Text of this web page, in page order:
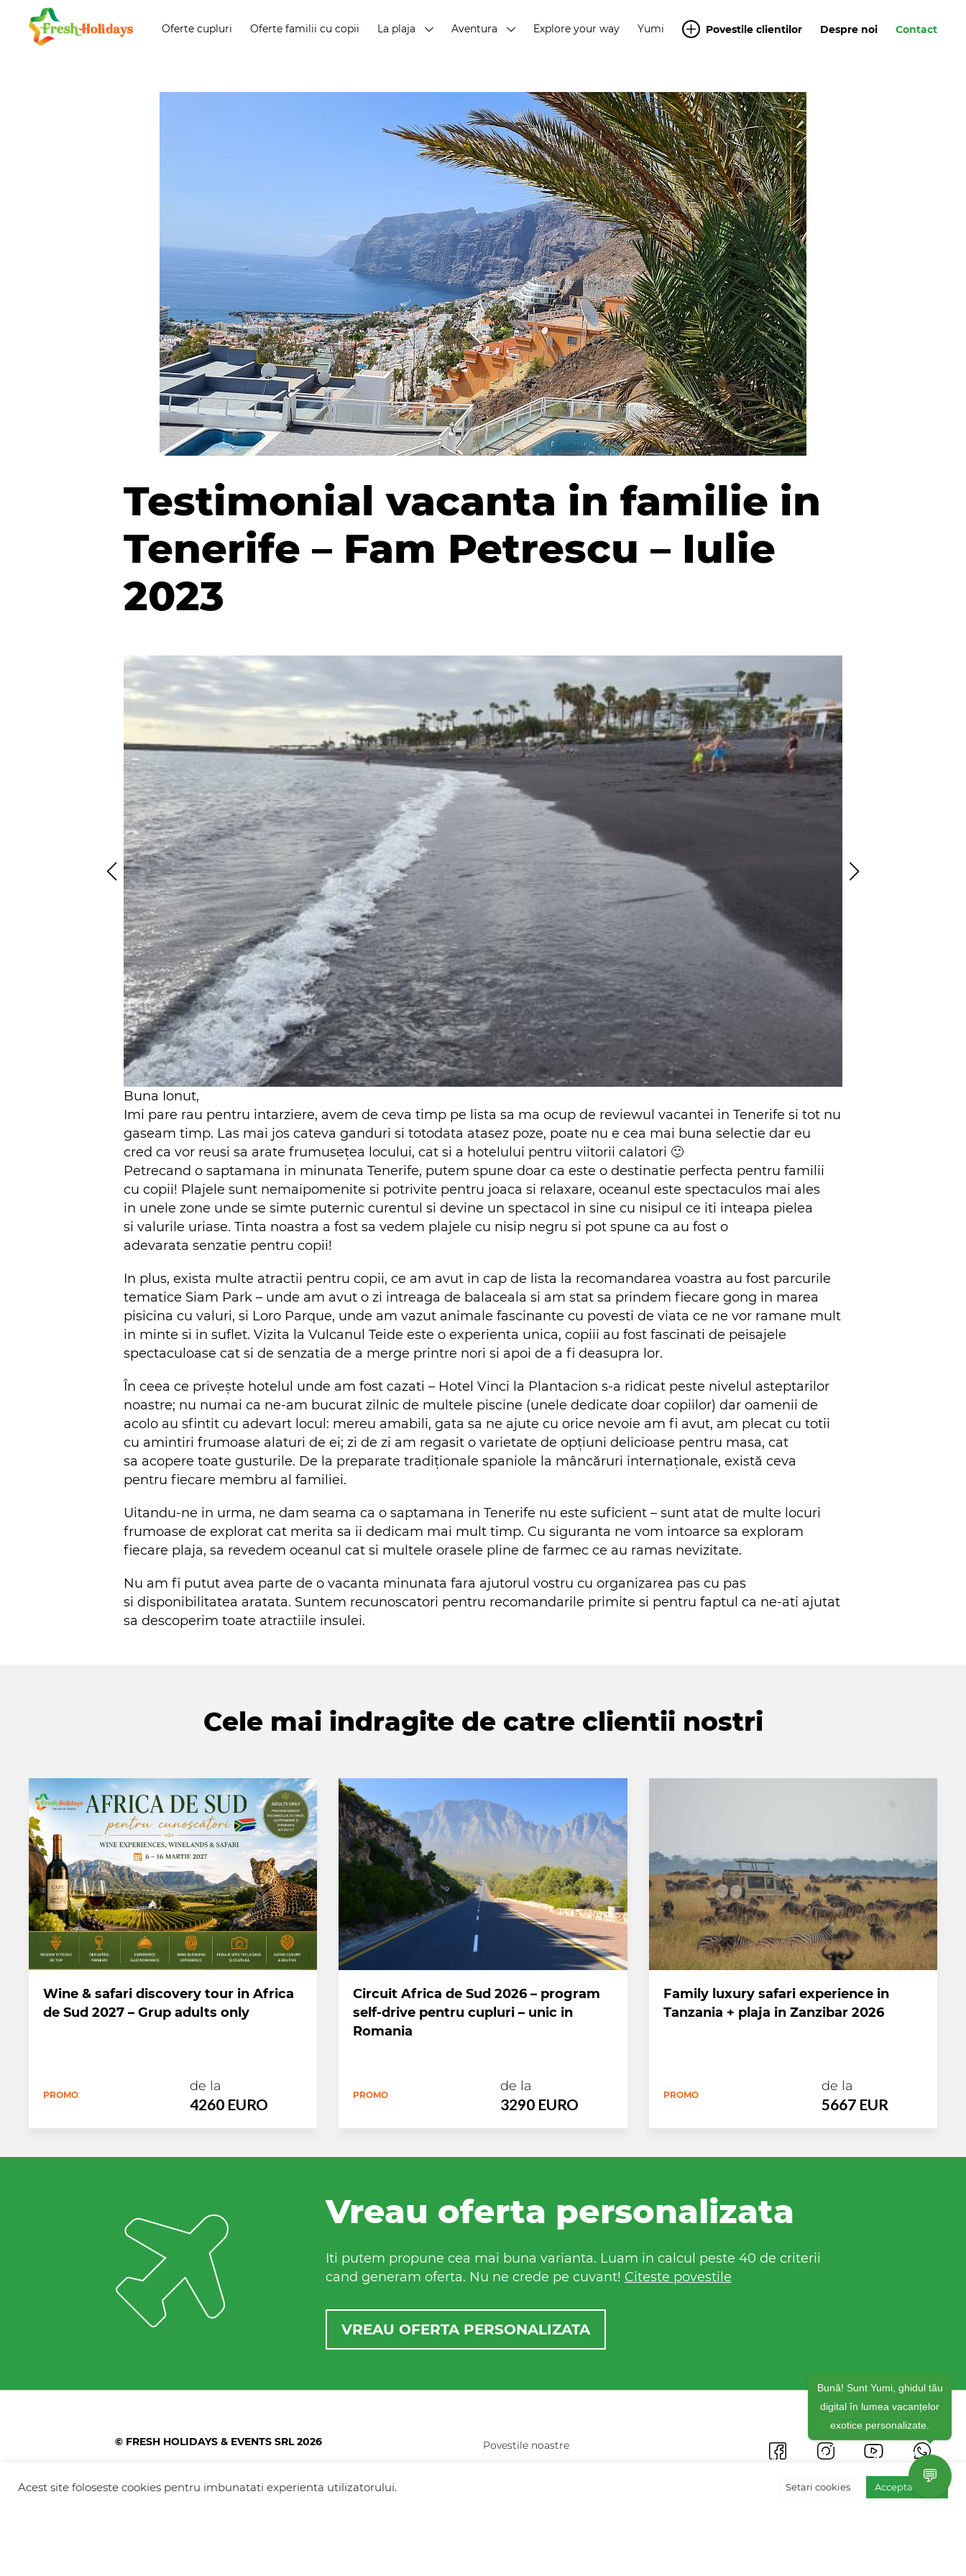
Oferte cupluri Oferte familii cu copii La plaja Aventura Explore your way Yumi Povestile clientilor Despre noi Contact
Testimonial vacanta in familie in
Tenerife – Fam Petrescu – Iulie
2023
Buna Ionut,
Imi pare rau pentru intarziere, avem de ceva timp pe lista sa ma ocup de reviewul vacantei in Tenerife si tot nu
gaseam timp. Las mai jos cateva ganduri si totodata atasez poze, poate nu e cea mai buna selectie dar eu
cred ca vor reusi sa arate frumusețea locului, cat si a hotelului pentru viitorii calatori 🙂
Petrecand o saptamana in minunata Tenerife, putem spune doar ca este o destinatie perfecta pentru familii
cu copii! Plajele sunt nemaipomenite si potrivite pentru joaca si relaxare, oceanul este spectaculos mai ales
in unele zone unde se simte puternic curentul si devine un spectacol in sine cu nisipul ce iti inteapa pielea
si valurile uriase. Tinta noastra a fost sa vedem plajele cu nisip negru si pot spune ca au fost o
adevarata senzatie pentru copii!
In plus, exista multe atractii pentru copii, ce am avut in cap de lista la recomandarea voastra au fost parcurile
tematice Siam Park – unde am avut o zi intreaga de balaceala si am stat sa prindem fiecare gong in marea
pisicina cu valuri, si Loro Parque, unde am vazut animale fascinante cu povesti de viata ce ne vor ramane mult
in minte si in suflet. Vizita la Vulcanul Teide este o experienta unica, copiii au fost fascinati de peisajele
spectaculoase cat si de senzatia de a merge printre nori si apoi de a fi deasupra lor.
În ceea ce privește hotelul unde am fost cazati – Hotel Vinci la Plantacion s-a ridicat peste nivelul asteptarilor
noastre; nu numai ca ne-am bucurat zilnic de multele piscine (unele dedicate doar copiilor) dar oamenii de
acolo au sfintit cu adevart locul: mereu amabili, gata sa ne ajute cu orice nevoie am fi avut, am plecat cu totii
cu amintiri frumoase alaturi de ei; zi de zi am regasit o varietate de opțiuni delicioase pentru masa, cat
sa acopere toate gusturile. De la preparate tradiționale spaniole la mâncăruri internaționale, există ceva
pentru fiecare membru al familiei.
Uitandu-ne in urma, ne dam seama ca o saptamana in Tenerife nu este suficient – sunt atat de multe locuri
frumoase de explorat cat merita sa ii dedicam mai mult timp. Cu siguranta ne vom intoarce sa exploram
fiecare plaja, sa revedem oceanul cat si multele orasele pline de farmec ce au ramas nevizitate.
Nu am fi putut avea parte de o vacanta minunata fara ajutorul vostru cu organizarea pas cu pas
si disponibilitatea aratata. Suntem recunoscatori pentru recomandarile primite si pentru faptul ca ne-ati ajutat
sa descoperim toate atractiile insulei.
Cele mai indragite de catre clientii nostri
Wine & safari discovery tour in Africa
de Sud 2027 – Grup adults only
PROMO
de la
4260 EURO
Circuit Africa de Sud 2026 – program
self-drive pentru cupluri – unic in
Romania
PROMO
de la
3290 EURO
Family luxury safari experience in
Tanzania + plaja in Zanzibar 2026
PROMO
de la
5667 EUR
Vreau oferta personalizata
Iti putem propune cea mai buna varianta. Luam in calcul peste 40 de criterii
cand generam oferta. Nu ne crede pe cuvant! Citeste povestile
VREAU OFERTA PERSONALIZATA
© FRESH HOLIDAYS & EVENTS SRL 2026
Greengate)
Povestile noastre
Acest site foloseste cookies pentru imbunatati experienta utilizatorului. Setari cookies Accepta toate
💬
Bună! Sunt Yumi, ghidul tău
digital în lumea vacanțelor
exotice personalizate.